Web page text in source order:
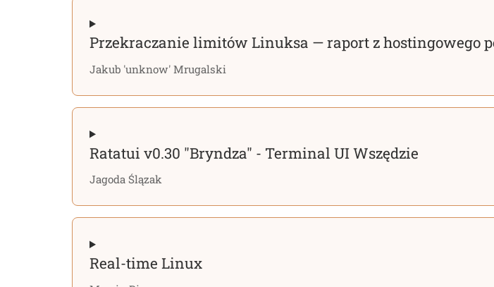
Przekraczanie limitów Linuksa — raport z hostingowego
Jakub 'unknow' Mrugalski
Ratatui v0.30 "Bryndza" - Terminal UI Wszędzie
Jagoda Ślązak
Real-time Linux